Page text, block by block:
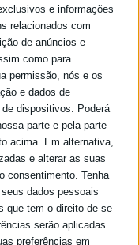
e informações
relacionados com
de anúncios e
como para
permissão, nós e os
e dados de
dispositivos. Poderá
parte e pela parte
acima. Em alternativa,
e alterar as suas
consentimento. Tenha
dados pessoais
que tem o direito de se
serão aplicadas
preferências em